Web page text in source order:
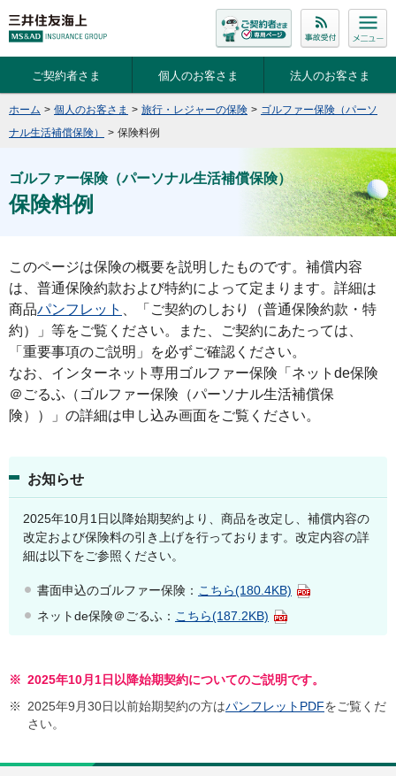
ご契約者さま 個人のお客さま 法人のお客さま
ホーム > 個人のお客さま > 旅行・レジャーの保険 > ゴルファー保険（パーソ
ナル生活補償保険）
> 保険料例
ゴルファー保険（パーソナル生活補償保険）
保険料例
このページは保険の概要を説明したものです。補償内容
は、普通保険約款および特約によって定まります。詳細は
商品パンフレット
、「ご契約のしおり（普通保険約款・特
約）」等をご覧ください。また、ご契約にあたっては、
「重要事項のご説明」を必ずご確認ください。
なお、インターネット専用ゴルファー保険「ネットde保険
＠ごるふ（ゴルファー保険（パーソナル生活補償保
険））」の詳細は申し込み画面をご覧ください。
お知らせ
2025年10月1日以降始期契約より、商品を改定し、補償内容の
改定および保険料の引き上げを行っております。改定内容の詳
細は以下をご参照ください。
書面申込のゴルファー保険： こちら(180.4KB)
ネットde保険＠ごるふ： こちら(187.2KB)
※ 2025年10月1日以降始期契約についてのご説明です。
※
2025年9月30日以前始期契約の方はパンフレットPDFをご覧くだ
さい。